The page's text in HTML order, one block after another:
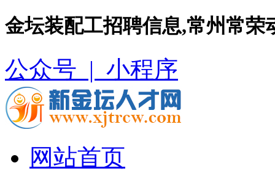
金坛装配工招聘信息,常州常
公众号 | 小程序
网站首页